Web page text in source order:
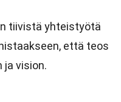
tiivistä yhteistyötä
että teos
ja vision.